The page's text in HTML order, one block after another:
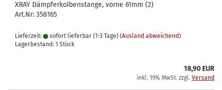
XRAY Dämpferkolbenstange, vorne 61mm (2)
Art.Nr: 358165
Lieferzeit: sofort lieferbar (1-3 Tage) (Ausland abweichend)
Lagerbestand: 1 Stück
18,90 EUR
inkl. 19% MwSt. zzgl. Versand